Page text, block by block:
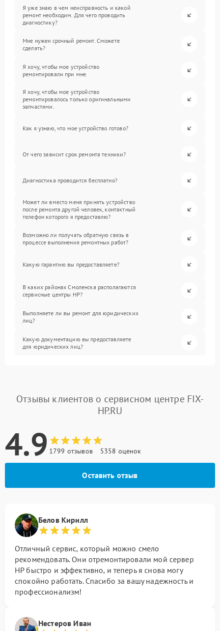
Я уже знаю в чем неисправность и какой
ремонт необходим. Для чего проводить
диагностику?
Мне нужен срочный ремонт. Сможете
сделать?
Я хочу, чтобы мое устройство
ремонтировали при мне.
Я хочу, чтобы мое устройство
ремонтировалось только оригинальными
запчастями.
Как я узнаю, что мое устройство готово?
От чего зависит срок ремонта техники?
Диагностика проводится бесплатно?
Может ли вместо меня принять устройство
после ремонта другой человек, контактный
телефон которого я предоставлю?
Возможно ли получать обратную связь в
процессе выполнения ремонтных работ?
Какую гарантию вы предоставляете?
В каких районах Смоленска располагаются
сервисные центры HP?
Выполняете ли вы ремонт для юридических
лиц?
Какую документацию вы предоставляете
для юридических лиц?
Отзывы клиентов о сервисном центре FIX-
HP.RU
4.9 1799 отзывов 5358 оценок
Оставить отзыв
Белов Кирилл
Отличный сервис, который можно смело
рекомендовать. Они отремонтировали мой сервер
HP быстро и эффективно, и теперь я снова могу
спокойно работать. Спасибо за вашу надежность и
профессионализм!
Нестеров Иван